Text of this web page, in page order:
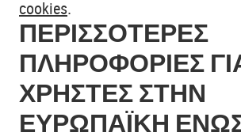
cookies.
ΠΕΡΙΣΣΌΤΕΡΕΣ
ΠΛΗΡΟΦΟΡΊΕΣ
ΧΡΉΣΤΕΣ ΣΤΗΝ
ΕΥΡΩΠΑΪΚΉ